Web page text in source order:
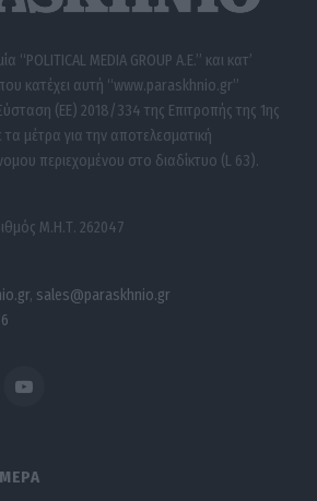
“POLITICAL MEDIA GROUP A.E.” και κατ’
κατέχει αυτή “www.paraskhnio.gr”
(ΕΕ) 2018/334 της Επιτροπής της 1ης
μέτρα για την αποτελεσματική
περιεχομένου στο διαδίκτυο (L 63).
Μ.Η.Τ. 262047
, sales@paraskhnio.gr
YouTube